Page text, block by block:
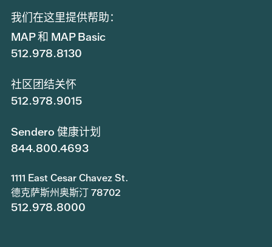
我们在这里提供帮助：
MAP 和 MAP Basic
512.978.8130
社区团结关怀
512.978.9015
Sendero 健康计划
844.800.4693
1111 East Cesar Chavez St.
德克萨斯州奥斯汀 78702
512.978.8000